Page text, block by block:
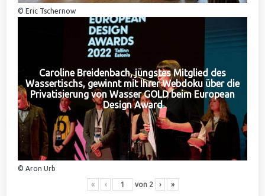
© Eric Tschernow
Caroline Breidenbach, jüngstes Mitglied des
Wassertischs, gewinnt mit Ihrer Webdoku über die
Privatisierung von Wasser GOLD beim European
Design Award
© Aron Urb
« ‹ von 2 › »